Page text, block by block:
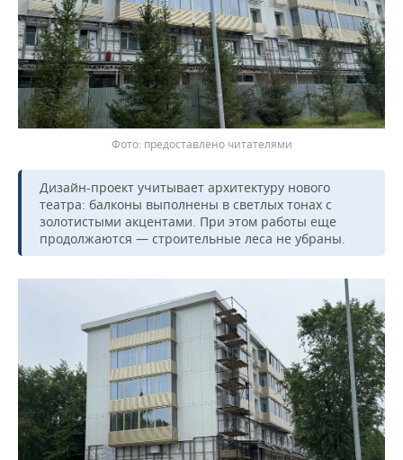
ХОККЕЙ С МЯЧОМ
ПРОИСШЕСТВИЯ
предоставлено читателями
Дизайн-проект учитывает архитектуру нового
театра: балконы выполнены в светлых тонах с
золотистыми акцентами. При этом работы еще
продолжаются — строительные леса не убраны.